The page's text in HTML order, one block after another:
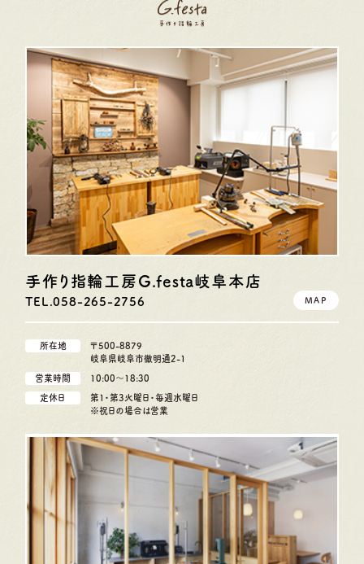
手作り指輪工房G.festa岐阜本店
TEL.058-265-2756 MAP
所在地
〒500-8879
岐阜県岐阜市徹明通2-1
営業時間 10:00〜18:30
定休日
第1・第3火曜日・毎週水曜日
※祝日の場合は営業